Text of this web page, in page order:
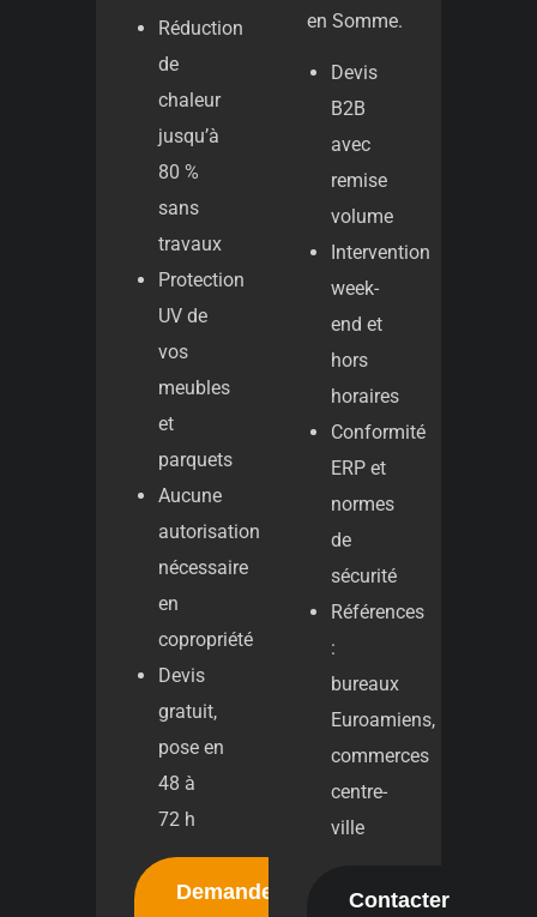
Réduction
de
chaleur
jusqu’à
80 %
sans
travaux
Protection
UV de
vos
meubles
et
parquets
Aucune
autorisation
nécessaire
en
copropriété
Devis
gratuit,
pose en
48 à
72 h
Demander
en Somme.
Devis
B2B
avec
remise
volume
Intervention
week-
end et
hors
horaires
Conformité
ERP et
normes
de
sécurité
Références
:
bureaux
Euroamiens,
commerces
centre-
ville
Contacter